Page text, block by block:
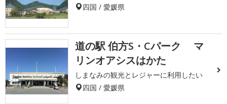
四国 / 愛媛県
道の駅 伯方S・Cパーク マ
リンオアシスはかた
しまなみの観光とレジャーに利用したい
四国 / 愛媛県